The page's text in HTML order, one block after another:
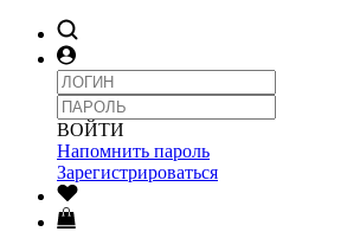
ВОЙТИ
Напомнить пароль
Зарегистрироваться